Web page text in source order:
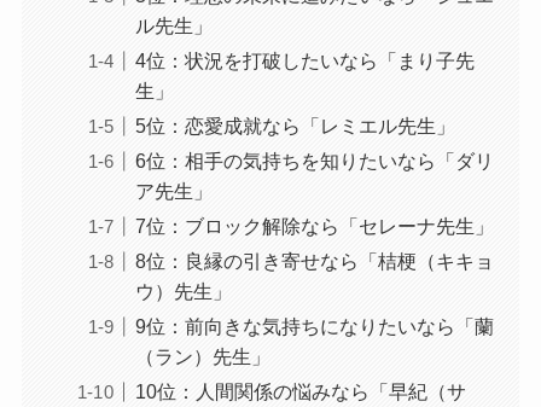
ル先生」
4位：状況を打破したいなら「まり子先
生」
5位：恋愛成就なら「レミエル先生」
6位：相手の気持ちを知りたいなら「ダリ
ア先生」
7位：ブロック解除なら「セレーナ先生」
8位：良縁の引き寄せなら「桔梗（キキョ
ウ）先生」
9位：前向きな気持ちになりたいなら「蘭
（ラン）先生」
10位：人間関係の悩みなら「早紀（サ